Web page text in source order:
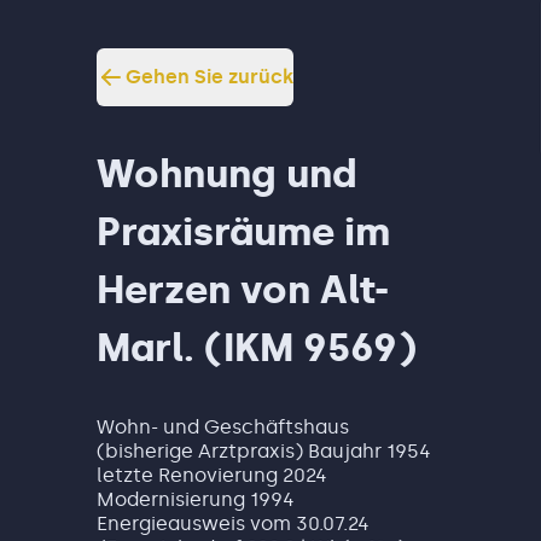
Gehen Sie zurück
Wohnung und
Praxisräume im
Herzen von Alt-
Marl. (IKM 9569)
Wohn- und Geschäftshaus
(bisherige Arztpraxis) Baujahr 1954
letzte Renovierung 2024
Modernisierung 1994
Energieausweis vom 30.07.24